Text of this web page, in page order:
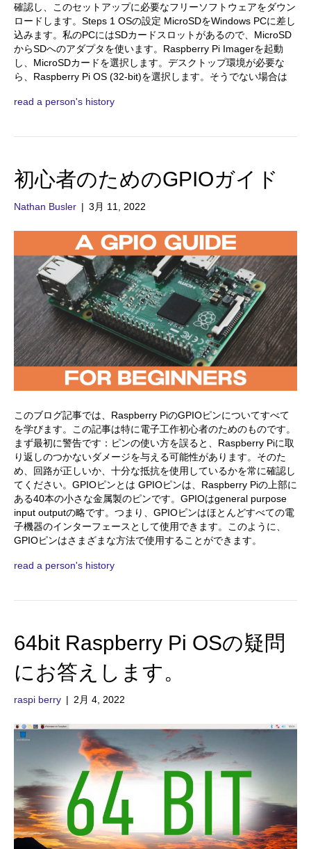
確認し、このセットアップに必要なフリーソフトウェアをダウン
ロードします。Steps 1 OSの設定 MicroSDをWindows PCに差し
込みます。私のPCにはSDカードスロットがあるので、MicroSD
からSDへのアダプタを使います。Raspberry Pi Imagerを起動
し、MicroSDカードを選択します。デスクトップ環境が必要な
ら、Raspberry Pi OS (32-bit)を選択します。そうでない場合は
read a person's history
初心者のためのGPIOガイド
Nathan Busler | 3月 11, 2022
このブログ記事では、Raspberry PiのGPIOピンについてすべて
を学びます。この記事は特に電子工作初心者のためのものです。
まず最初に警告です：ピンの使い方を誤ると、Raspberry Piに取
り返しのつかないダメージを与える可能性があります。そのた
め、回路が正しいか、十分な抵抗を使用しているかを常に確認し
てください。GPIOピンとは GPIOピンは、Raspberry Piの上部に
ある40本の小さな金属製のピンです。GPIOはgeneral purpose
input outputの略です。つまり、GPIOピンはほとんどすべての電
子機器のインターフェースとして使用できます。このように、
GPIOピンはさまざまな方法で使用することができます。
read a person's history
64bit Raspberry Pi OSの疑問
にお答えします。
raspi berry | 2月 4, 2022